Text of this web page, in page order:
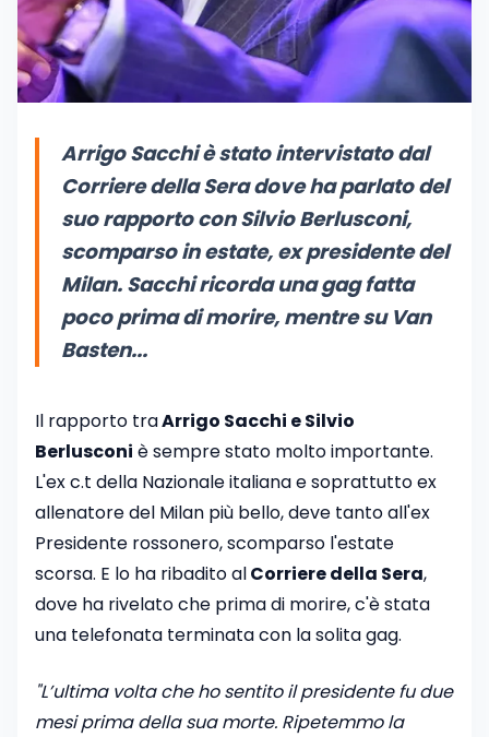
Arrigo Sacchi è stato intervistato dal
Corriere della Sera dove ha parlato del
suo rapporto con Silvio Berlusconi,
scomparso in estate, ex presidente del
Milan. Sacchi ricorda una gag fatta
poco prima di morire, mentre su Van
Basten...
Il rapporto traArrigo Sacchi e Silvio
Berlusconi è sempre stato molto importante.
L'ex c.t della Nazionale italiana e soprattutto ex
allenatore del Milan più bello, deve tanto all'ex
Presidente rossonero, scomparso l'estate
scorsa. E lo ha ribadito alCorriere della Sera,
dove ha rivelato che prima di morire, c'è stata
una telefonata terminata con la solita gag.
"L’ultima volta che ho sentito il presidente fu due
mesi prima della sua morte. Ripetemmo la